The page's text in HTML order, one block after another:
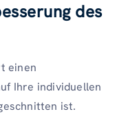
des
einen
Ihre individuellen
ist.